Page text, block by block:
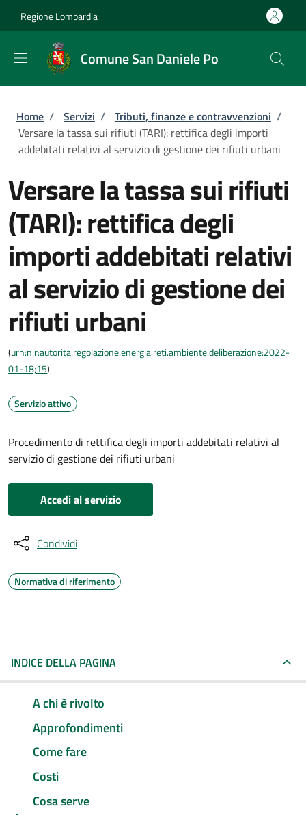
Regione Lombardia
Comune San Daniele Po
Briciole di pane
Home / Servizi / Tributi, finanze e contravvenzioni /
Versare la tassa sui rifiuti (TARI): rettifica degli importi
addebitati relativi al servizio di gestione dei rifiuti urbani
Versare la tassa sui rifiuti
(TARI): rettifica degli
importi addebitati relativi
al servizio di gestione dei
rifiuti urbani
(urn:nir:autorita.regolazione.energia.reti.ambiente:deliberazione:2022-
01-18;15)
Servizio attivo
Procedimento di rettifica degli importi addebitati relativi al
servizio di gestione dei rifiuti urbani
Accedi al servizio
Condividi
Normativa di riferimento
INDICE DELLA PAGINA
A chi è rivolto
Approfondimenti
Come fare
Costi
Cosa serve